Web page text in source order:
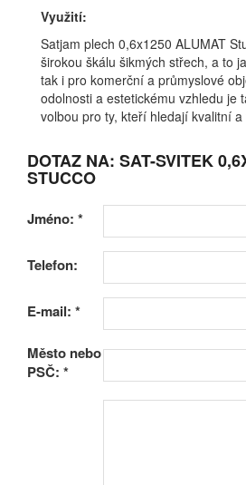
Využití:
Satjam plech 0,6x1250 ALUMAT
širokou škálu šikmých střech, a to
tak i pro komerční a průmyslové
odolnosti a estetickému vzhledu je
volbou pro ty, kteří hledají kvalitní
DOTAZ NA: SAT-SVITEK
STUCCO
Jméno: *
Telefon:
E-mail: *
Město nebo
PSČ: *